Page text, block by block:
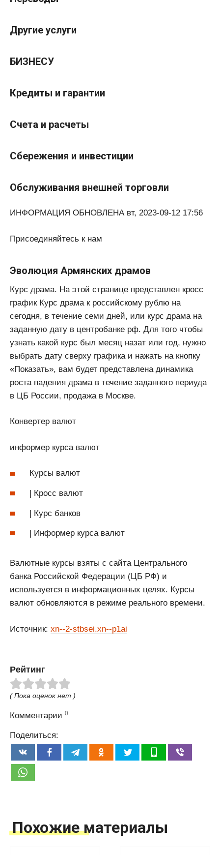
Другие услуги
БИЗНЕСУ
Кредиты и гарантии
Счета и расчеты
Сбережения и инвестиции
Обслуживания внешней торговли
ИНФОРМАЦИЯ ОБНОВЛЕНА вт, 2023-09-12 17:56
Присоединяйтесь к нам
Эволюция Армянских драмов
Курс драма. На этой странице представлен кросс
график Курс драма к российскому рублю на
сегодня, в течение семи дней, или курс драма на
заданную дату в центробанке рф. Для того чтобы
узнать какой курс был месяц назат или год, нужно
выбрать дату сверху графика и нажать на кнопку
«Показать», вам будет представлена динамика
роста падения драма в течение заданного периуда
в ЦБ России, продажа в Москве.
Конвертер валют
информер курса валют
Курсы валют
| Кросс валют
| Курс банков
| Информер курса валют
Валютные курсы взяты с сайта Центрального
банка Российской Федерации (ЦБ РФ) и
используется в информационных целях. Курсы
валют обновляются в режиме реального времени.
Источник: xn--2-stbsei.xn--p1ai
Рейтинг
( Пока оценок нет )
Комментарии 0
Поделиться:
Похожие материалы